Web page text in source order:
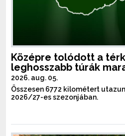
Középre tolódott a
leghosszabb túrák
2026. aug. 05.
Összesen 6772 kilométert
2026/27-es szezonjában.